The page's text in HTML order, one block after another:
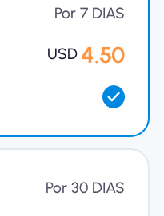
Por 7 DIAS
USD 4.50
Por 30 DIAS